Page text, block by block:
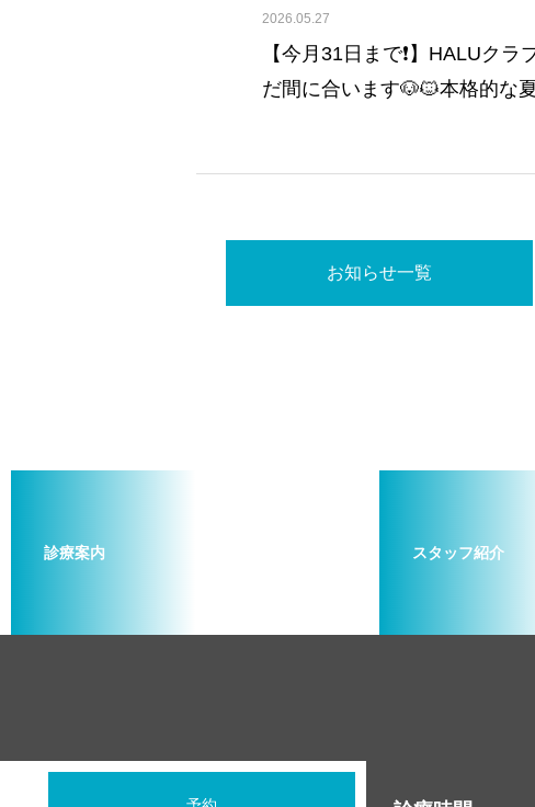
2026.05.27
【今月31日まで❗️】HALUク
だ間に合います🐶🐱本格的な
お知らせ一覧
診療案内 スタッフ紹介